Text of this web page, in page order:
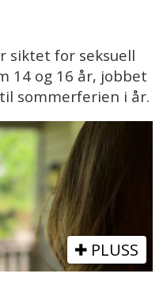
siktet for seksuell
14 og 16 år, jobbet
sommerferien i år.
PLUSS